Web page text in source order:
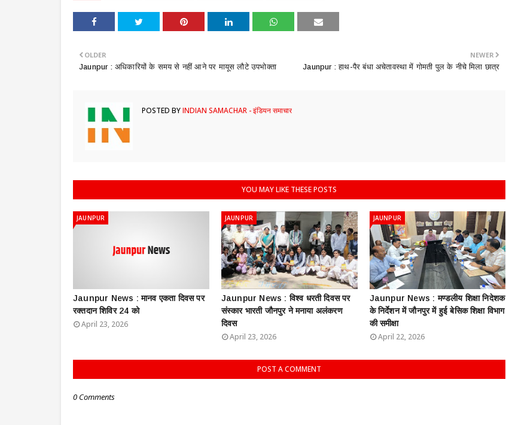
NEWER
Jaunpur : ​हाथ-पैर बंधा अचेतावस्था में गोमती पुल के नीचे मिला छात्र
OLDER
Jaunpur : ​अधिकारियों के समय से नहीं आने पर मायूस लौटे उपभोक्ता
POSTED BYINDIAN SAMACHAR - इंडियन समाचार
YOU MAY LIKE THESE POSTS
JAUNPUR
Jaunpur News : ​मानव एकता दिवस पर
रक्तदान शिविर 24 को
April 23, 2026
JAUNPUR
Jaunpur News : विश्व धरती दिवस पर
संस्कार भारती जौनपुर ने मनाया अलंकरण
दिवस
April 23, 2026
JAUNPUR
Jaunpur News : ​मण्डलीय शिक्षा निदेशक
के निर्देशन में जौनपुर में हुई बेसिक शिक्षा विभाग
की समीक्षा
April 22, 2026
POST A COMMENT
0 Comments